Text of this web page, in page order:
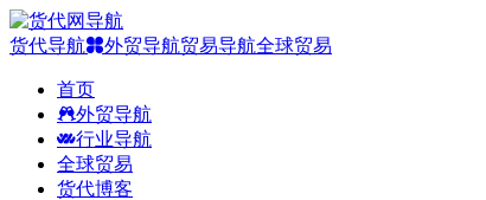
货代导航 外贸导航贸易导航全球贸易
首页
外贸导航
行业导航
全球贸易
货代博客